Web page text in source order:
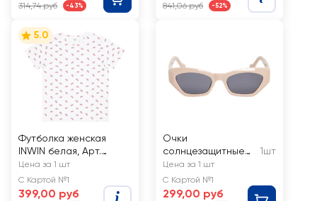
314,74 руб -43% 841,06 руб -52%
5.0
Футболка женская
INWIN белая, Арт.
SS26202-05
Цена за 1 шт
С Картой №1
399,00 руб
Очки
солнцезащитные
женские CITY
HOME TRADE, Арт.
GLSSUN-015-WMN
1шт
Цена за 1 шт
С Картой №1
299,00 руб